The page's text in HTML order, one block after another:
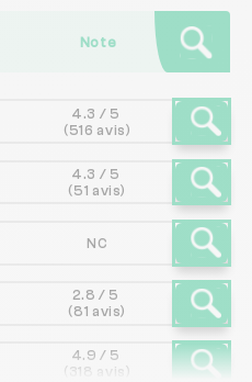
Note
4.3 / 5
(516 avis)
4.3 / 5
(51 avis)
NC
2.8 / 5
(81 avis)
4.9 / 5
(318 avis)